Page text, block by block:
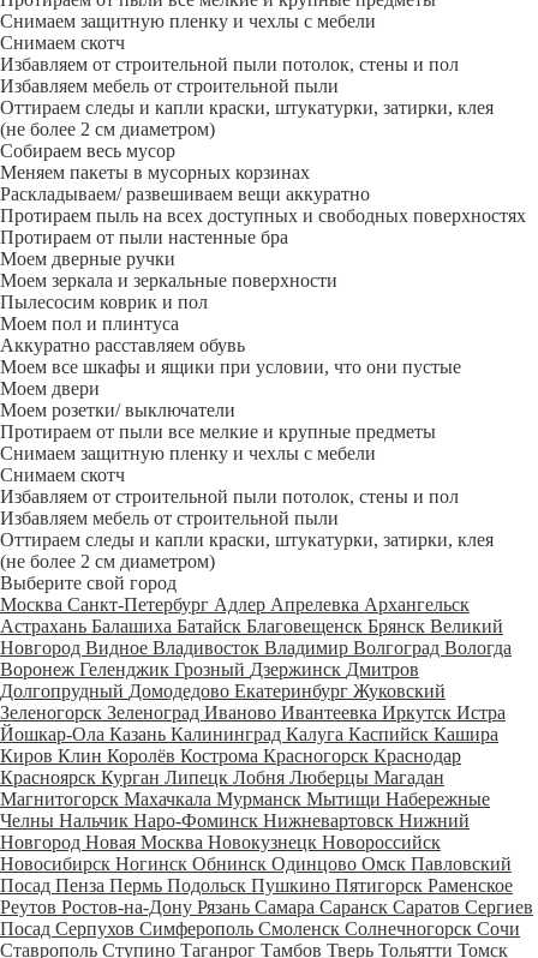
Снимаем защитную пленку и чехлы с мебели
Снимаем скотч
Избавляем от строительной пыли потолок, стены и пол
Избавляем мебель от строительной пыли
Оттираем следы и капли краски, штукатурки, затирки, клея
(не более 2 см диаметром)
Собираем весь мусор
Меняем пакеты в мусорных корзинах
Раскладываем/ развешиваем вещи аккуратно
Протираем пыль на всех доступных и свободных поверхностях
Протираем от пыли настенные бра
Моем дверные ручки
Моем зеркала и зеркальные поверхности
Пылесосим коврик и пол
Моем пол и плинтуса
Аккуратно расставляем обувь
Моем все шкафы и ящики при условии, что они пустые
Моем двери
Моем розетки/ выключатели
Протираем от пыли все мелкие и крупные предметы
Снимаем защитную пленку и чехлы с мебели
Снимаем скотч
Избавляем от строительной пыли потолок, стены и пол
Избавляем мебель от строительной пыли
Оттираем следы и капли краски, штукатурки, затирки, клея
(не более 2 см диаметром)
Выберите свой город
Москва Санкт-Петербург Адлер Апрелевка Архангельск
Астрахань Балашиха Батайск Благовещенск Брянск Великий
Новгород Видное Владивосток Владимир Волгоград Вологда
Воронеж Геленджик Грозный Дзержинск Дмитров
Долгопрудный Домодедово Екатеринбург Жуковский
Зеленогорск Зеленоград Иваново Ивантеевка Иркутск Истра
Йошкар-Ола Казань Калининград Калуга Каспийск Кашира
Киров Клин Королёв Кострома Красногорск Краснодар
Красноярск Курган Липецк Лобня Люберцы Магадан
Магнитогорск Махачкала Мурманск Мытищи Набережные
Челны Нальчик Наро-Фоминск Нижневартовск Нижний
Новгород Новая Москва Новокузнецк Новороссийск
Новосибирск Ногинск Обнинск Одинцово Омск Павловский
Посад Пенза Пермь Подольск Пушкино Пятигорск Раменское
Реутов Ростов-на-Дону Рязань Самара Саранск Саратов Сергиев
Посад Серпухов Симферополь Смоленск Солнечногорск Сочи
Ставрополь Ступино Таганрог Тамбов Тверь Тольятти Томск